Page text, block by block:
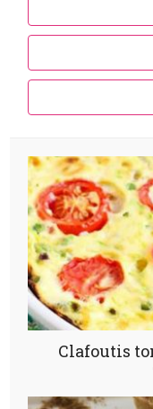
Clafoutis